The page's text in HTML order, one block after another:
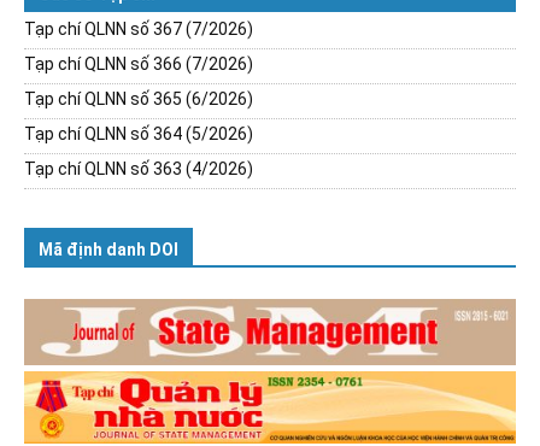
Tạp chí QLNN số 367 (7/2026)
Tạp chí QLNN số 366 (7/2026)
Tạp chí QLNN số 365 (6/2026)
Tạp chí QLNN số 364 (5/2026)
Tạp chí QLNN số 363 (4/2026)
Mã định danh DOI